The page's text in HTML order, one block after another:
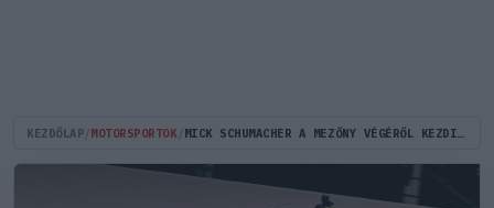
KEZDŐLAP MOTORSPORTOK MICK SCHUMACHER A MEZŐNY VÉGÉRŐL KEZDI MEG ÉLETE ELSŐ INDY 500-ÁT